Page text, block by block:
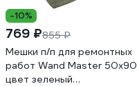
-10%
769 ₽855 ₽
Мешки п/п для ремонтных
работ Wand Master 50х90
цвет зеленый